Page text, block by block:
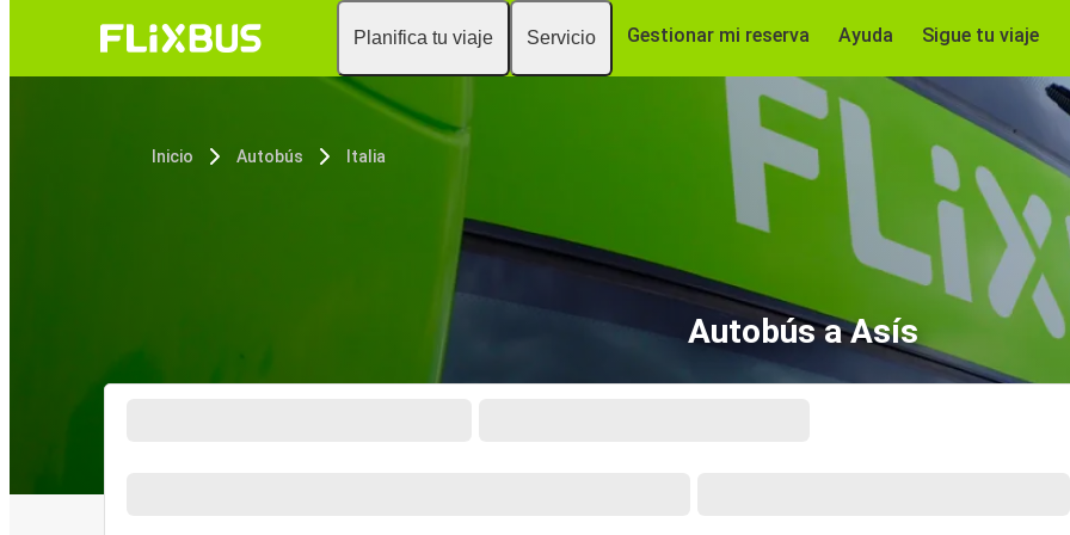
Planifica tu viaje Servicio Gestionar mi reserva Ayuda Sigue tu viaje
Inicio Autobús Italia
Autobús a Asís